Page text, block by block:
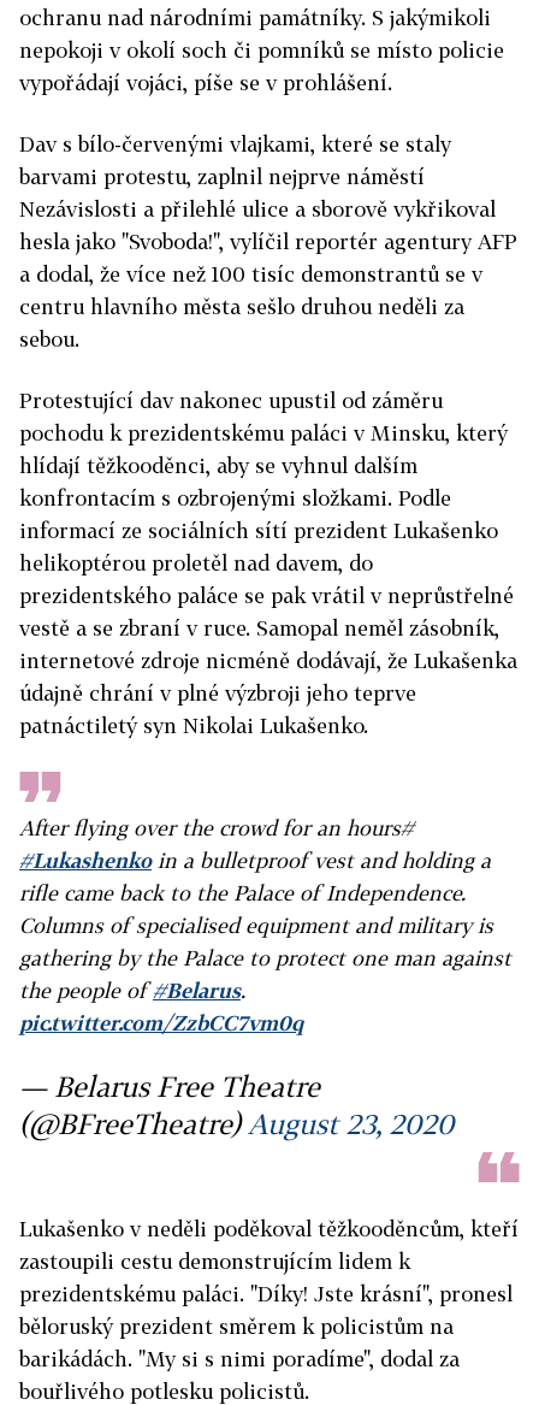
ochranu nad národními památníky. S jakýmikoli
nepokoji v okolí soch či pomníků se místo policie
vypořádají vojáci, píše se v prohlášení.
Dav s bílo-červenými vlajkami, které se staly
barvami protestu, zaplnil nejprve náměstí
Nezávislosti a přilehlé ulice a sborově vykřikoval
hesla jako "Svoboda!", vylíčil reportér agentury AFP
a dodal, že více než 100 tisíc demonstrantů se v
centru hlavního města sešlo druhou neděli za
sebou.
Protestující dav nakonec upustil od záměru
pochodu k prezidentskému paláci v Minsku, který
hlídají těžkooděnci, aby se vyhnul dalším
konfrontacím s ozbrojenými složkami. Podle
informací ze sociálních sítí prezident Lukašenko
helikoptérou proletěl nad davem, do
prezidentského paláce se pak vrátil v neprůstřelné
vestě a se zbraní v ruce. Samopal neměl zásobník,
internetové zdroje nicméně dodávají, že Lukašenka
údajně chrání v plné výzbroji jeho teprve
patnáctiletý syn Nikolai Lukašenko.
After flying over the crowd for an hours#
#Lukashenkoin a bulletproof vest and holding a
rifle came back to the Palace of Independence.
Columns of specialised equipment and military is
gathering by the Palace to protect one man against
the people of#Belarus.
pic.twitter.com/ZzbCC7vm0q
— Belarus Free Theatre
(@BFreeTheatre) August 23, 2020
Lukašenko v neděli poděkoval těžkooděncům, kteří
zastoupili cestu demonstrujícím lidem k
prezidentskému paláci. "Díky! Jste krásní", pronesl
běloruský prezident směrem k policistům na
barikádách. "My si s nimi poradíme", dodal za
bouřlivého potlesku policistů.